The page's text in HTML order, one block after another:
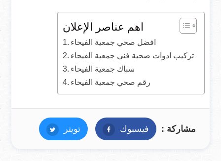
اهم عناصر الإعلان
افضل صحي جمعية الفيحاء
تركيب ادوات صحية فني جمعية الفيحاء
سباك جمعية الفيحاء
رقم صحي جمعية الفيحاء
مشاركة : فيسبوك فيسبوكتويتر تويتر